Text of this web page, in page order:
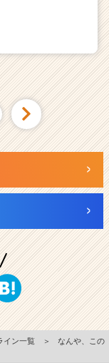
イン一覧 ＞
なんや、この